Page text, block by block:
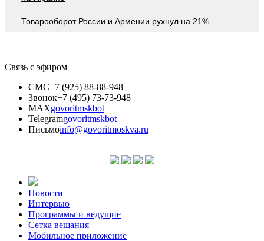
Товарооборот России и Армении рухнул на 21%
Связь с эфиром
СМС+7 (925) 88-88-948
Звонок+7 (495) 73-73-948
MAXgovoritmskbot
Telegramgovoritmskbot
Письмоinfo@govoritmoskva.ru
Новости
Интервью
Программы и ведущие
Сетка вещания
Мобильное приложение